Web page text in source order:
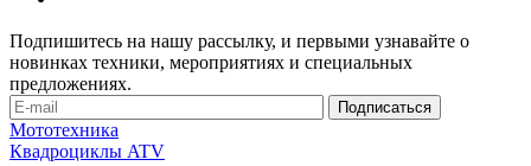
Подпишитесь на нашу рассылку, и первыми узнавайте о
новинках техники, мероприятиях и специальных
предложениях.
Мототехника
Квадроциклы ATV